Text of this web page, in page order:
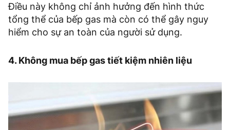
Điều này không chỉ ảnh hưởng đến hình thức
tổng thể của bếp gas mà còn có thể gây nguy
hiểm cho sự an toàn của người sử dụng.
4. Không mua bếp gas tiết kiệm nhiên liệu